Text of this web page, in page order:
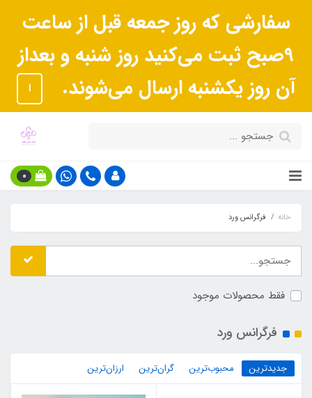
سفارشی که روز جمعه قبل از ساعت
9صبح ثبت می‌کنید روز شنبه و بعداز
آن روز یکشنبه ارسال می‌شوند.
ا
0
خانه فرگرانس ورد
فقط محصولات موجود
فرگرانس ورد
جدیدترین محبوب‌ترین گران‌ترین ارزان‌ترین